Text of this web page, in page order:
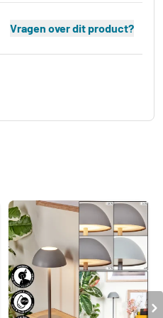
Vragen over dit product?